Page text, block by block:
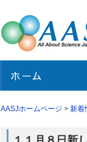
AASJホームページ > 新着